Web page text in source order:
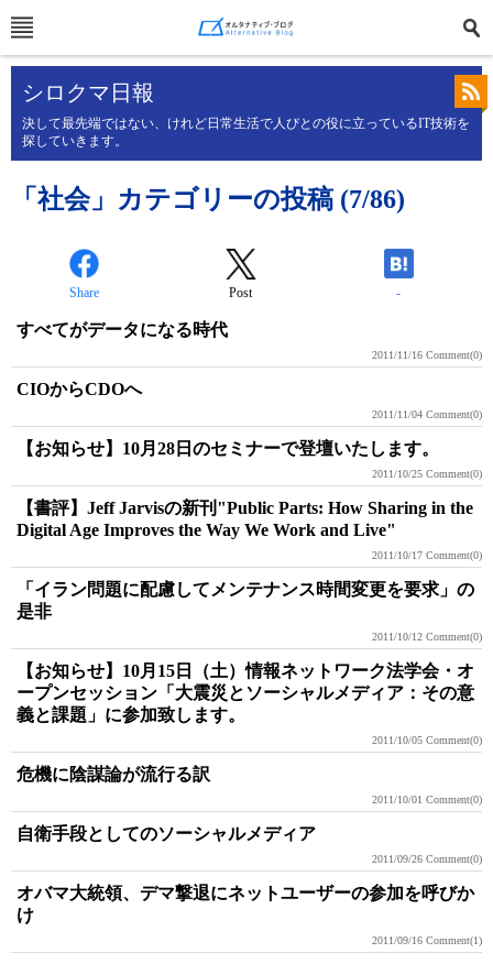
シロクマ日報
決して最先端ではない、けれど日常生活で人びとの役に立っているIT技術を
探していきます。
「社会」カテゴリーの投稿 (7/86)
Share Post -
すべてがデータになる時代
2011/11/16 Comment(0)
CIOからCDOへ
2011/11/04 Comment(0)
【お知らせ】10月28日のセミナーで登壇いたします。
2011/10/25 Comment(0)
【書評】Jeff Jarvisの新刊"Public Parts: How Sharing in the
Digital Age Improves the Way We Work and Live"
2011/10/17 Comment(0)
「イラン問題に配慮してメンテナンス時間変更を要求」の
是非
2011/10/12 Comment(0)
【お知らせ】10月15日（土）情報ネットワーク法学会・オ
ープンセッション「大震災とソーシャルメディア：その意
義と課題」に参加致します。
2011/10/05 Comment(0)
危機に陰謀論が流行る訳
2011/10/01 Comment(0)
自衛手段としてのソーシャルメディア
2011/09/26 Comment(0)
オバマ大統領、デマ撃退にネットユーザーの参加を呼びか
け
2011/09/16 Comment(1)